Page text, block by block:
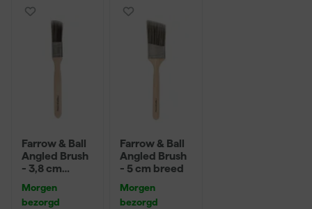
Farrow & Ball
Angled Brush
- 3,8 cm
Morgen
bezorgd
Farrow & Ball
Angled Brush
- 5 cm breed
Morgen
bezorgd